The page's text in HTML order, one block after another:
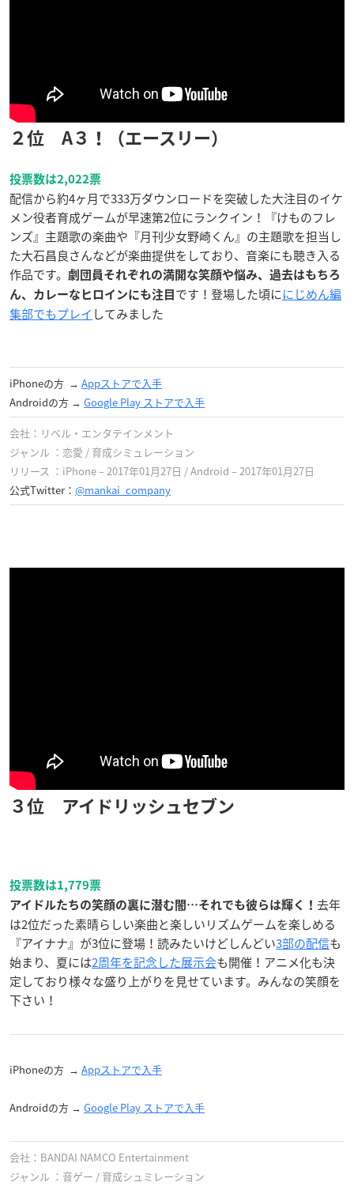
２位 A３！（エースリー）
投票数は2,022票
配信から約4ヶ月で333万ダウンロードを突破した大注目のイケ
メン役者育成ゲームが早速第2位にランクイン！『けものフレ
ンズ』主題歌の楽曲や『月刊少女野崎くん』の主題歌を担当し
た大石昌良さんなどが楽曲提供をしており、音楽にも聴き入る
作品です。
劇団員それぞれの満開な笑顔や悩み、過去はもちろ
ん、カレーなヒロインにも注目 です！登場した頃ににじめん編
集部でもプレイ してみました
iPhoneの方 → Appストアで入手
Androidの方 → Google Play ストア‎で入手
会社：リベル・エンタテインメント
ジャンル ：恋愛 / 育成シミュレーション
リリース ： iPhone – 2017年01月27日 / Android – 2017年01月27日
公式Twitter： @mankai_company
３位 アイドリッシュセブン
投票数は1,779票
アイドルたちの笑顔の裏に潜む闇…それでも彼らは輝く！ 去年
は2位だった素晴らしい楽曲と楽しいリズムゲームを楽しめる
『アイナナ』が3位に登場！読みたいけどしんどい3部の配信も
始まり、夏には2周年を記念した展示会も開催！アニメ化も決
定しており様々な盛り上がりを見せています。みんなの笑顔を
下さい！
iPhoneの方 → Appストアで入手
Androidの方 → Google Play ストア‎で入手
会社：BANDAI NAMCO Entertainment
ジャンル ：音ゲー / 育成シュミレーション